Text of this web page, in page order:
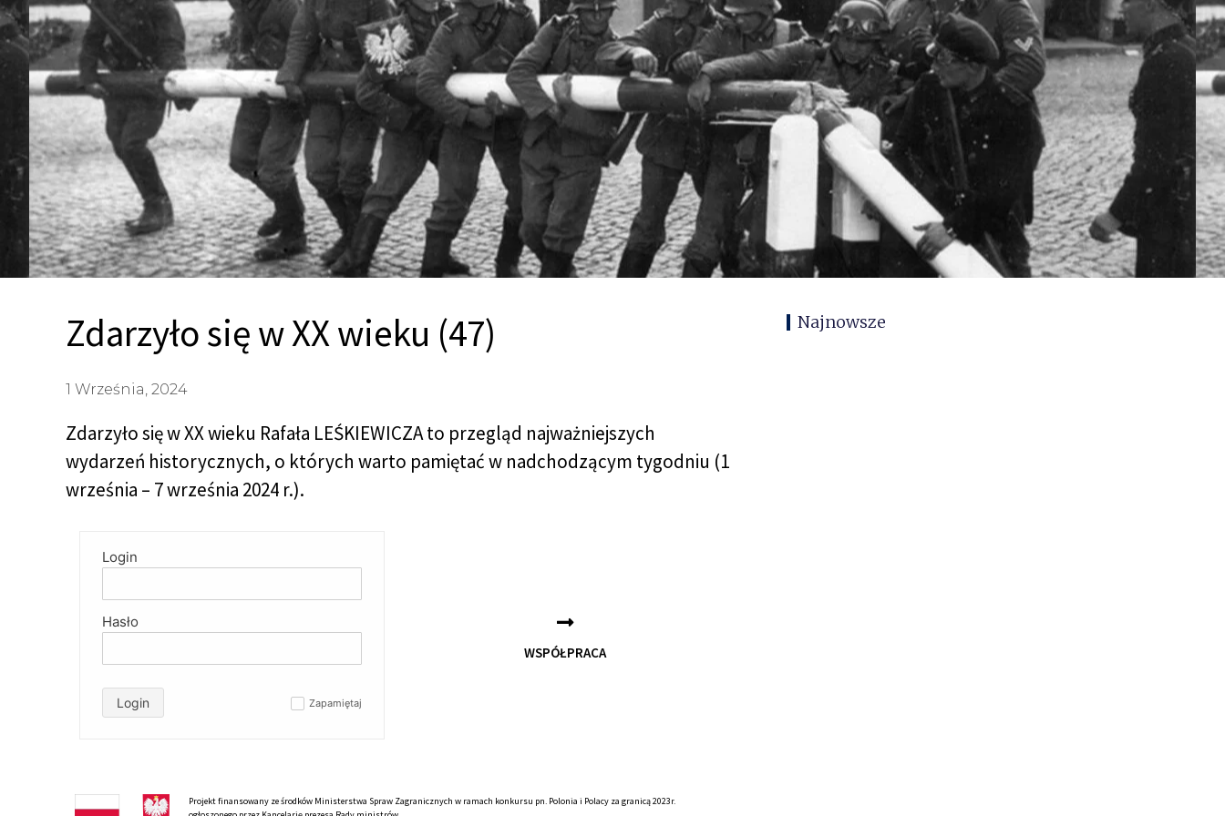
Zdarzyło się w XX wieku (47)
1 Września, 2024
Zdarzyło się w XX wieku Rafała LEŚKIEWICZA to przegląd najważniejszych
wydarzeń historycznych, o których warto pamiętać w nadchodzącym tygodniu (1
września – 7 września 2024 r.).
Login
Hasło
Zapamiętaj
Login
WSPÓŁPRACA
Projekt finansowany ze środków Ministerstwa Spraw Zagranicznych w ramach konkursu pn. Polonia i Polacy za granicą 2023r.
Najnowsze